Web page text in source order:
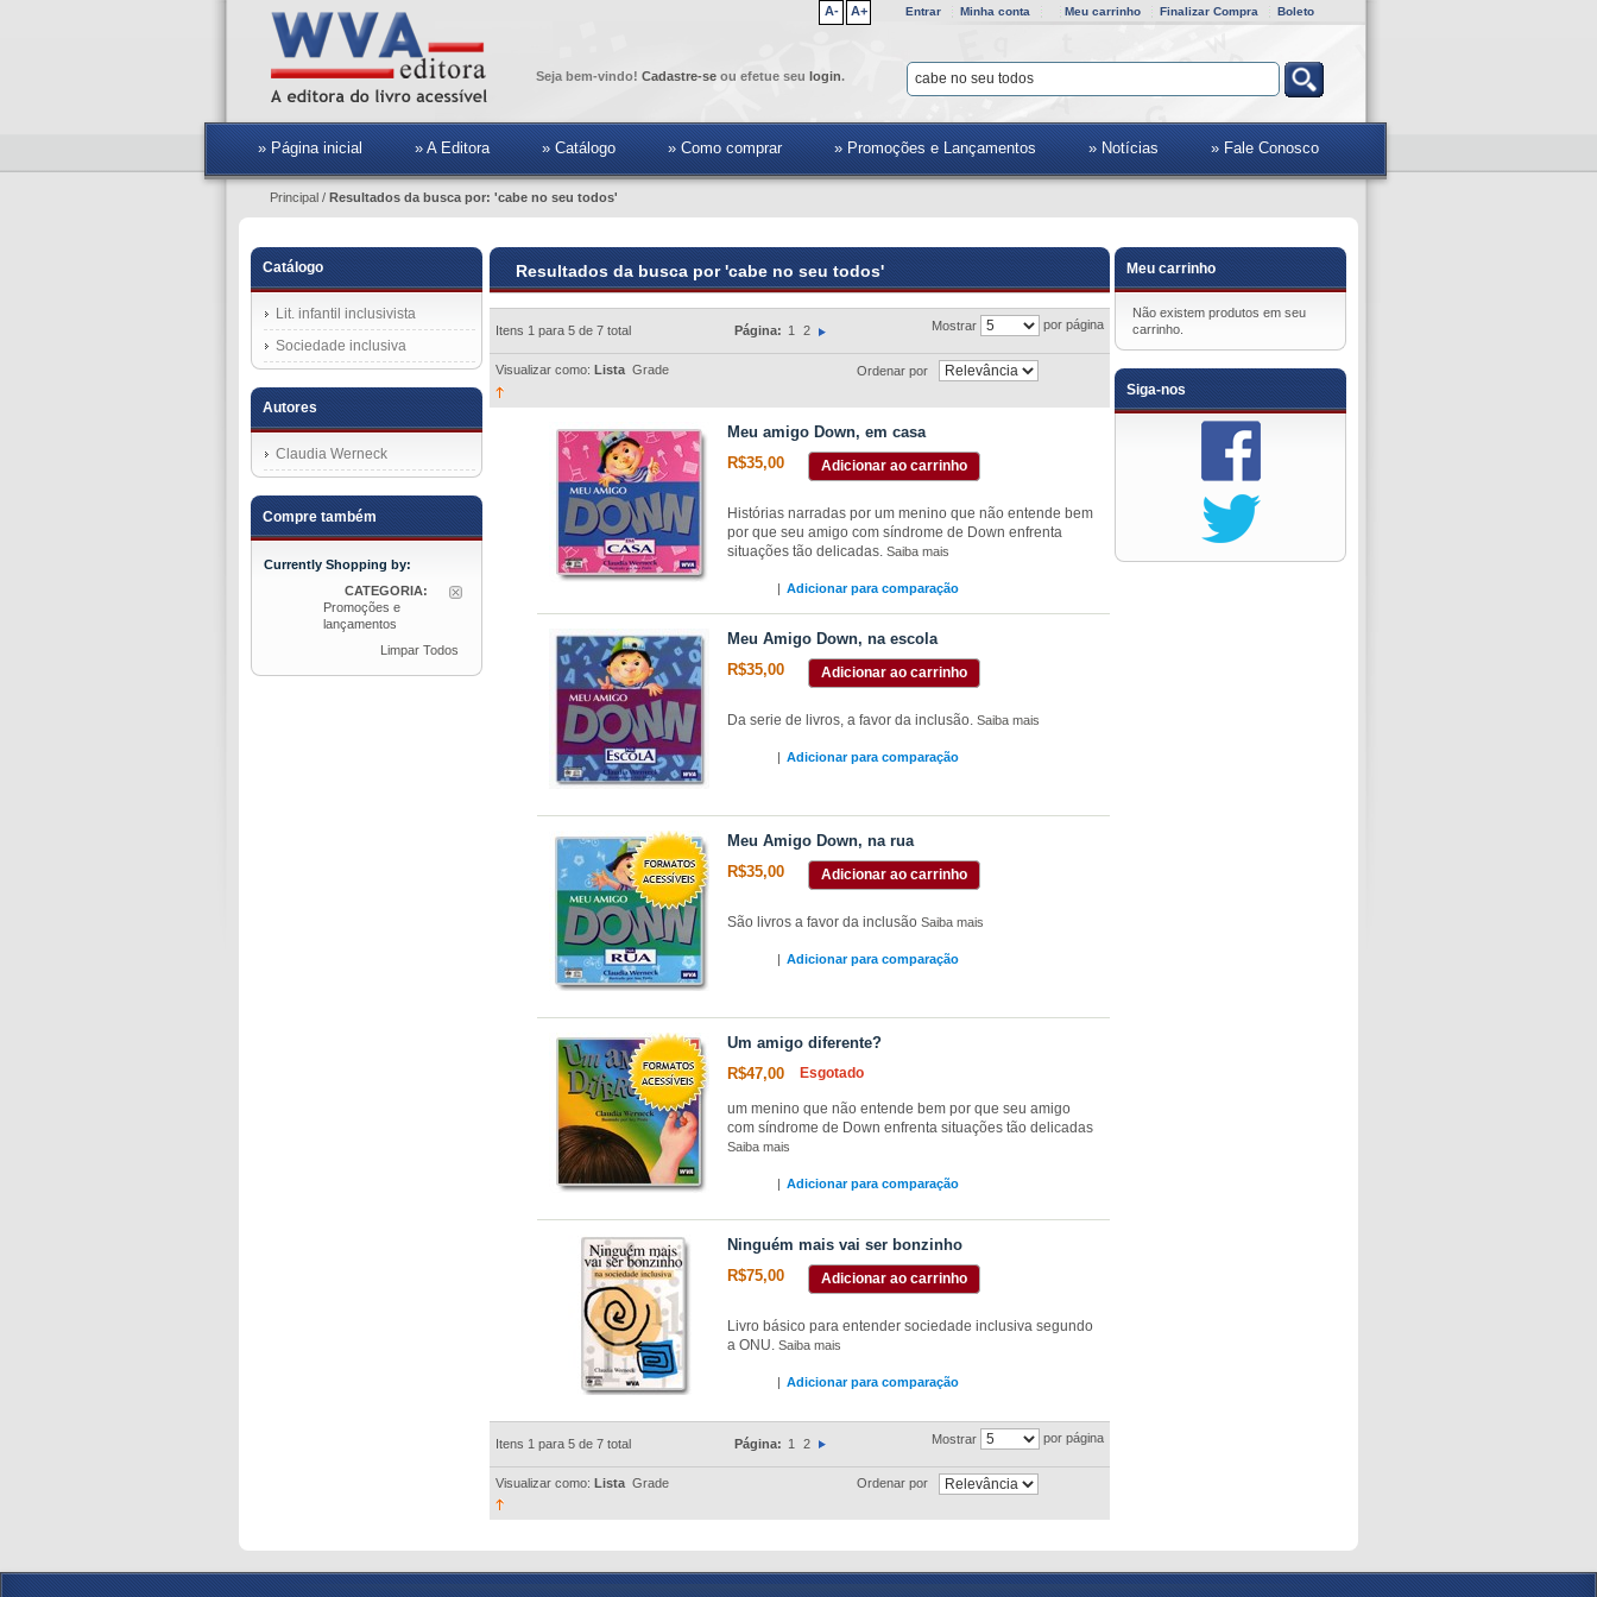
A- A+ Entrar Minha conta Meu carrinho Finalizar Compra Boleto
Seja bem-vindo! Cadastre-se ou efetue seu login.
» Página inicial » A Editora » Catálogo » Como comprar » Promoções e Lançamentos » Notícias » Fale Conosco
Principal / Resultados da busca por: 'cabe no seu todos'
Resultados da busca por 'cabe no seu todos'
Itens 1 para 5 de 7 total Mostrar por página
Página: 1 2
Visualizar como: Lista Grade Ordenar por
Meu amigo Down, em casa
R$35,00
Adicionar ao carrinho
Histórias narradas por um menino que não entende bem
por que seu amigo com síndrome de Down enfrenta
situações tão delicadas. Saiba mais
| Adicionar para comparação
Meu Amigo Down, na escola
R$35,00
Adicionar ao carrinho
Da serie de livros, a favor da inclusão. Saiba mais
| Adicionar para comparação
Meu Amigo Down, na rua
R$35,00
Adicionar ao carrinho
São livros a favor da inclusão Saiba mais
| Adicionar para comparação
Um amigo diferente?
R$47,00
Esgotado
um menino que não entende bem por que seu amigo
com síndrome de Down enfrenta situações tão delicadas
Saiba mais
| Adicionar para comparação
Ninguém mais vai ser bonzinho
R$75,00
Adicionar ao carrinho
Livro básico para entender sociedade inclusiva segundo
a ONU. Saiba mais
| Adicionar para comparação
Itens 1 para 5 de 7 total Mostrar por página
Página: 1 2
Visualizar como: Lista Grade Ordenar por
Catálogo
Lit. infantil inclusivista
Sociedade inclusiva
Autores
Claudia Werneck
Compre também
Currently Shopping by:
CATEGORIA:
Promoções e
lançamentos
Limpar Todos
Meu carrinho
Não existem produtos em seu
carrinho.
Siga-nos